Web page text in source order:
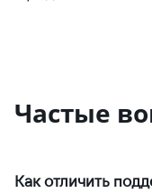
Частые
Как отличить